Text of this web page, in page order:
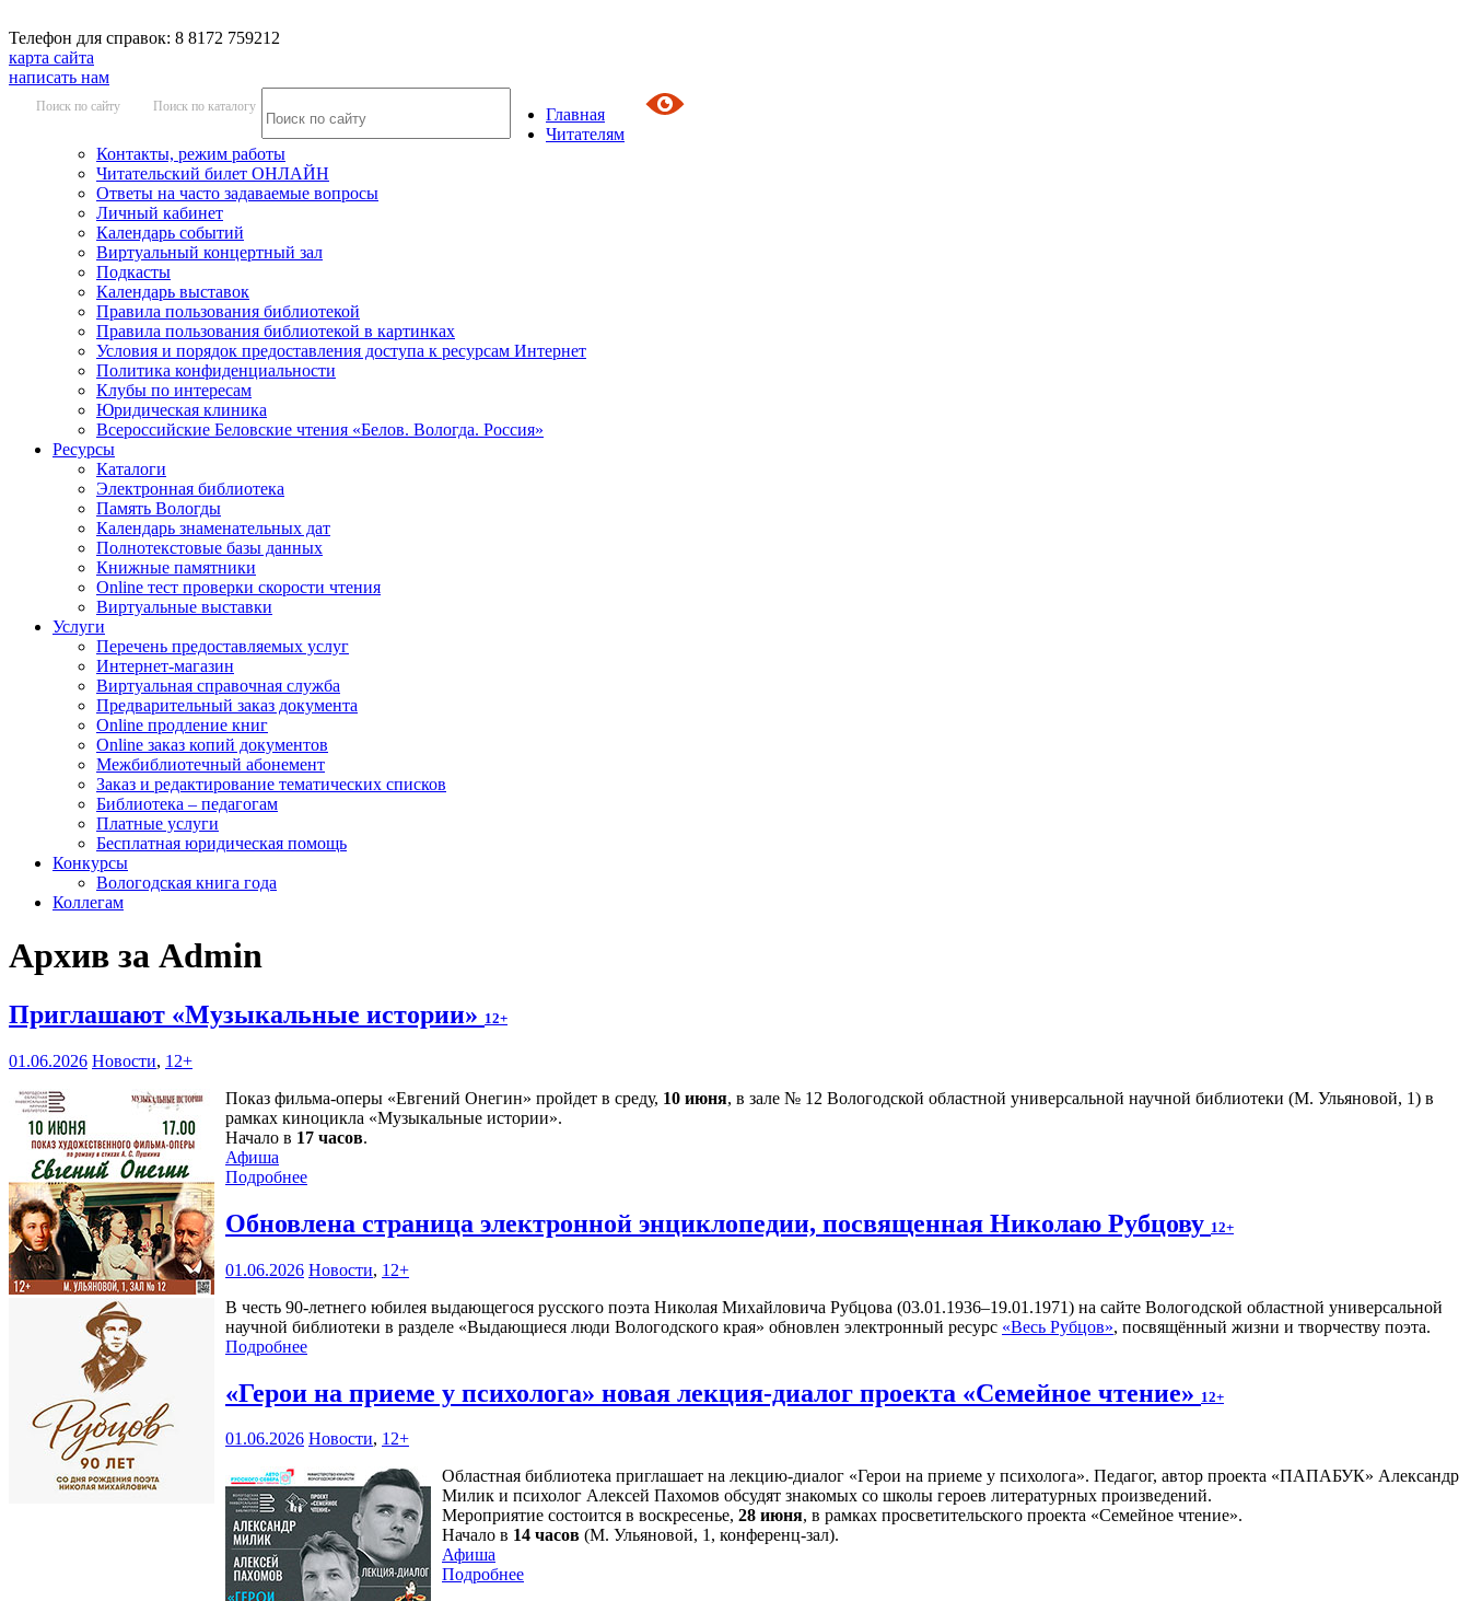
Телефон для справок: 8 8172 759212
карта сайта
написать нам
Поиск по сайту Поиск по каталогу
Главная
Читателям
Контакты, режим работы
Читательский билет ОНЛАЙН
Ответы на часто задаваемые вопросы
Личный кабинет
Календарь событий
Виртуальный концертный зал
Подкасты
Календарь выставок
Правила пользования библиотекой
Правила пользования библиотекой в картинках
Условия и порядок предоставления доступа к ресурсам Интернет
Политика конфиденциальности
Клубы по интересам
Юридическая клиника
Всероссийские Беловские чтения «Белов. Вологда. Россия»
Ресурсы
Каталоги
Электронная библиотека
Память Вологды
Календарь знаменательных дат
Полнотекстовые базы данных
Книжные памятники
Online тест проверки скорости чтения
Виртуальные выставки
Услуги
Перечень предоставляемых услуг
Интернет-магазин
Виртуальная справочная служба
Предварительный заказ документа
Online продление книг
Online заказ копий документов
Межбиблиотечный абонемент
Заказ и редактирование тематических списков
Библиотека – педагогам
Платные услуги
Бесплатная юридическая помощь
Конкурсы
Вологодская книга года
Коллегам
Архив за Admin
Приглашают «Музыкальные истории» 12+
01.06.2026 Новости, 12+
Показ фильма-оперы «Евгений Онегин» пройдет в среду, 10 июня, в зале № 12 Вологодской областной универсальной научной библиотеки (М. Ульяновой, 1) в
рамках киноцикла «Музыкальные истории».
Начало в 17 часов.
Афиша
Подробнее
Обновлена страница электронной энциклопедии, посвященная Николаю Рубцову 12+
01.06.2026 Новости, 12+
В честь 90-летнего юбилея выдающегося русского поэта Николая Михайловича Рубцова (03.01.1936–19.01.1971) на сайте Вологодской областной универсальной
научной библиотеки в разделе «Выдающиеся люди Вологодского края» обновлен электронный ресурс «Весь Рубцов», посвящённый жизни и творчеству поэта.
Подробнее
«Герои на приеме у психолога» новая лекция-диалог проекта «Семейное чтение» 12+
01.06.2026 Новости, 12+
Областная библиотека приглашает на лекцию-диалог «Герои на приеме у психолога». Педагог, автор проекта «ПАПАБУК» Александр
Милик и психолог Алексей Пахомов обсудят знакомых со школы героев литературных произведений.
Мероприятие состоится в воскресенье, 28 июня, в рамках просветительского проекта «Семейное чтение».
Начало в 14 часов (М. Ульяновой, 1, конференц-зал).
Афиша
Подробнее